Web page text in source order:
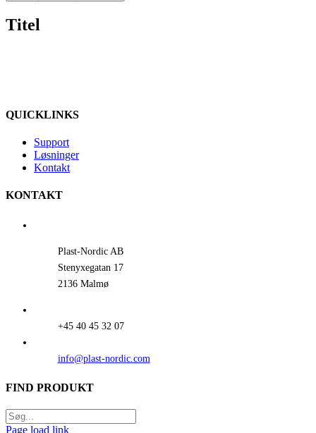
Titel
QUICKLINKS
Support
Løsninger
Kontakt
KONTAKT
Plast-Nordic AB
Stenyxegatan 17
2136 Malmø
+45 40 45 32 07
info@plast-nordic.com
FIND PRODUKT
Page load link